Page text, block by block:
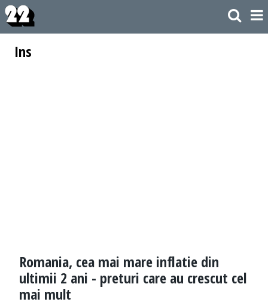
Ins
Romania, cea mai mare inflatie din
ultimii 2 ani - preturi care au crescut cel
mai mult